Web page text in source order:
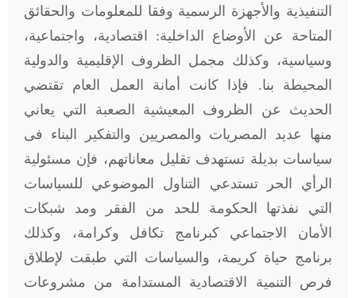
التنفيذية والأجهزة الرسمية وفقا للمعلومات والحقائق
المتاحة عن الأوضاع الداخلية: اقتصادية، واجتماعية،
وسياسية، وكذلك مجمل الظروف الإقليمية والدولية
المحيطة بنا. فإذا كانت أمانة العمل العام تقتضي
الحديث عن الظروف المعيشية الصعبة التي يعاني
منها عديد المصريات والمصريين والتفكير البناء فى
سياسات بديلة تستهدف تقليل معاناتهم، فإن مسئولية
الرأي الحر تستدعي التناول الموضوعي للسياسات
التي نفذتها الحكومة للحد من الفقر ومد شبكات
الأمان الاجتماعي كبرنامج تكافل وكرامة، وكذلك
برنامج حياة كريمة، والسياسات التي طبقت لإطلاق
فرص التنمية الاقتصادية المستدامة من مشروعات